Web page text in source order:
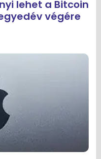
lehet a Bitcoin
végére